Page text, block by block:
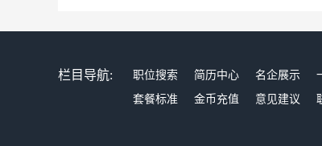
栏目导航: 职位搜索 简历中心 名企展示
套餐标准
金币充值 意见建议